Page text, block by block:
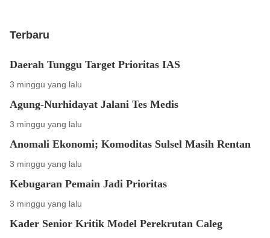
Terbaru
Daerah Tunggu Target Prioritas IAS
3 minggu yang lalu
Agung-Nurhidayat Jalani Tes Medis
3 minggu yang lalu
Anomali Ekonomi; Komoditas Sulsel Masih Rentan
3 minggu yang lalu
Kebugaran Pemain Jadi Prioritas
3 minggu yang lalu
Kader Senior Kritik Model Perekrutan Caleg